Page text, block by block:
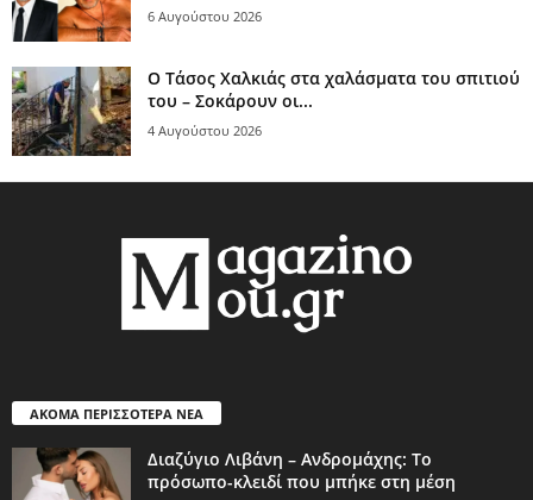
6 Αυγούστου 2026
Ο Τάσος Χαλκιάς στα χαλάσματα του σπιτιού
του – Σοκάρουν οι...
4 Αυγούστου 2026
ΑΚΟΜΑ ΠΕΡΙΣΣΟΤΕΡΑ ΝΕΑ
Διαζύγιο Λιβάνη – Ανδρομάχης: Το
πρόσωπο-κλειδί που μπήκε στη μέση